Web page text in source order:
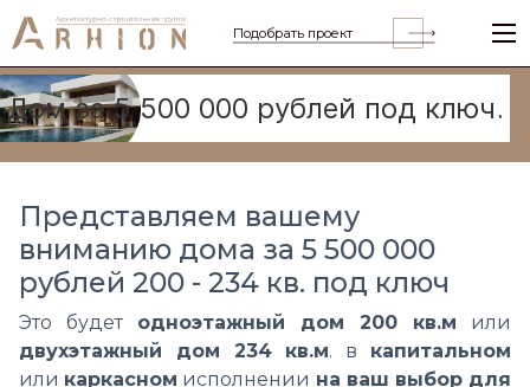
Подобрать проект
Дом за 5 500 000 рублей под ключ.
Представляем вашему
вниманию дома за 5 500 000
рублей 200 - 234 кв. под ключ
Это будет одноэтажный дом 200 кв.м или
двухэтажный дом 234 кв.м. в капитальном
или каркасном исполнении на ваш выбор для